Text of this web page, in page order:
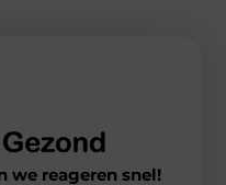
we reageren snel!